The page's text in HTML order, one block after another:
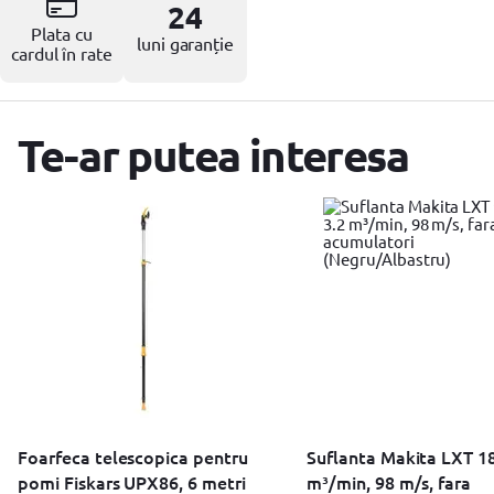
Plata cu
cardul în rate
24
luni garanție
Te-ar putea interesa
Foarfeca telescopica pentru
pomi Fiskars UPX86, 6 metri
Suflanta Makita LXT
m³/min, 98 m/s, fara